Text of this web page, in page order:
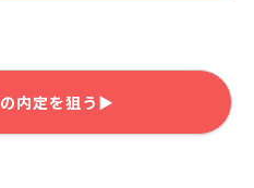
の内定を狙う▶